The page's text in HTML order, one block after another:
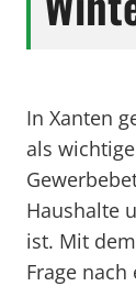
In Xanten
als
Haushalte
ist. Mit
Frage